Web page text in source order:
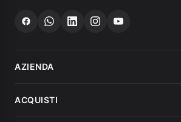
AZIENDA
Chi siamo
ACQUISTI